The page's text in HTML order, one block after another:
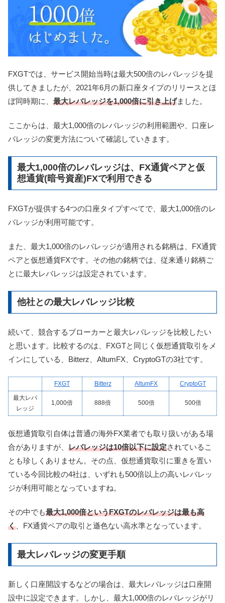
FXGTでは、サービス開始当時は最大500倍のレバレッジを提
供してきましたが、2021年6月の新口座タイプのリリースとほ
ぼ同時期に、 最大レバレッジを1,000倍に引き上げました。
ここからは、最大1,000倍のレバレッジの利用範囲や、口座レ
バレッジの変更方法について確認していきます。
最大1,000倍のレバレッジは、FX通貨ペアと仮
想通貨(暗号資産)FXで利用できる
FXGTが提供する4つの口座タイプすべてで、最大1,000倍のレ
バレッジが利用可能です。
また、最大1,000倍のレバレッジが適用される銘柄は、FX通貨
ペアと仮想通貨FXです。その他の銘柄では、従来通り銘柄ご
とに最大レバレッジは設定されています。
他社との最大レバレッジ比較
続いて、競合するブローカーと最大レバレッジを比較したい
と思います。比較するのは、FXGTと同じく仮想通貨取引をメ
インにしている、Bitterz、AltumFX、CryptoGTの3社です。
FXGT Bitterz AltumFX
CryptoGT
最大レバ
レッジ
1,000倍 888倍 500倍 500倍
仮想通貨取引自体は普通の海外FX業者でも取り扱いがある場
合がありますが、 レバレッジは10倍以下に設定されているこ
とも珍しくありません。その点、仮想通貨取引に重きを置い
ている今回比較の4社は、いずれも500倍以上の高いレバレッ
ジが利用可能となっていますね。
その中でも最大1,000倍というFXGTのレバレッジは最も高
く 、FX通貨ペアの取引と遜色ない高水準となっています。
最大レバレッジの変更手順
新しく口座開設するなどの場合は、最大レバレッジは口座開
設中に設定できます。しかし、最大1,000倍のレバレッジがリ